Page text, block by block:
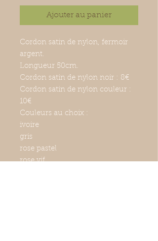
Ajouter au panier
Cordon satin de nylon, fermoir
argent.
Longueur 50cm.
Cordon satin de nylon noir : 8€
Cordon satin de nylon couleur :
10€
Couleurs au choix :
ivoire
gris
rose pastel
rose vif